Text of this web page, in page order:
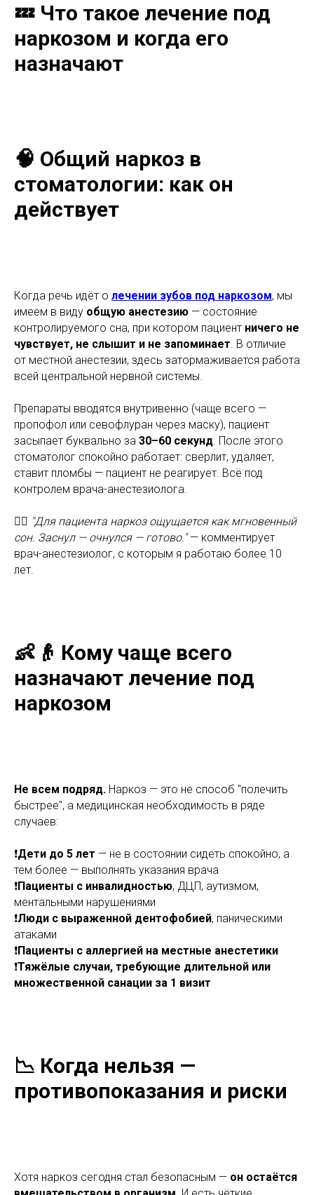
💤 Что такое лечение под
наркозом и когда его
назначают
🧠 Общий наркоз в
стоматологии: как он
действует
Когда речь идёт о лечении зубов под наркозом, мы
имеем в виду общую анестезию — состояние
контролируемого сна, при котором пациент ничего не
чувствует, не слышит и не запоминает. В отличие
от местной анестезии, здесь затормаживается работа
всей центральной нервной системы.
Препараты вводятся внутривенно (чаще всего —
пропофол или севофлуран через маску), пациент
засыпает буквально за 30–60 секунд. После этого
стоматолог спокойно работает: сверлит, удаляет,
ставит пломбы — пациент не реагирует. Всё под
контролем врача-анестезиолога.
🧑‍⚕️ "Для пациента наркоз ощущается как мгновенный
сон. Заснул — очнулся — готово."— комментирует
врач-анестезиолог, с которым я работаю более 10
лет.
👶👴 Кому чаще всего
назначают лечение под
наркозом
Не всем подряд. Наркоз — это не способ "полечить
быстрее", а медицинская необходимость в ряде
случаев:
❗️Дети до 5 лет — не в состоянии сидеть спокойно, а
тем более — выполнять указания врача
❗️Пациенты с инвалидностью, ДЦП, аутизмом,
ментальными нарушениями
❗️Люди с выраженной дентофобией, паническими
атаками
❗️Пациенты с аллергией на местные анестетики
❗️Тяжёлые случаи, требующие длительной или
множественной санации за 1 визит
📉 Когда нельзя —
противопоказания и риски
Хотя наркоз сегодня стал безопасным — он остаётся